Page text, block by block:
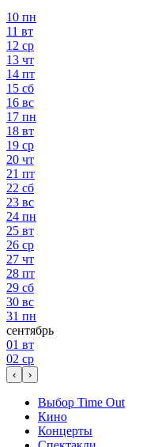
10 пн
11 вт
12 ср
13 чт
14 пт
15 сб
16 вс
17 пн
18 вт
19 ср
20 чт
21 пт
22 сб
23 вс
24 пн
25 вт
26 ср
27 чт
28 пт
29 сб
30 вс
31 пн
сентябрь
01 вт
02 ср
‹ ›
Выбор Time Out
Кино
Концерты